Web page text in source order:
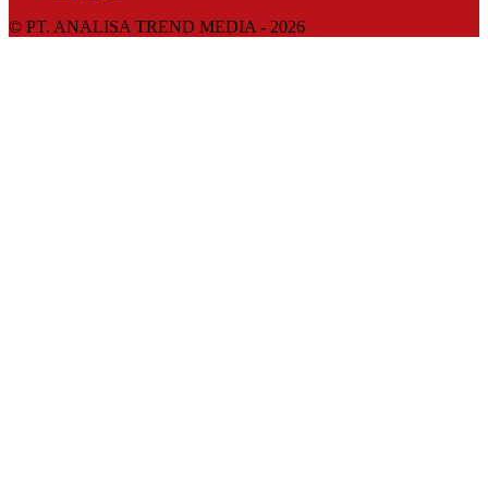
© PT. ANALISA TREND MEDIA - 2026